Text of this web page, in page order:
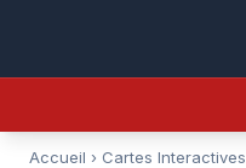
Accueil › Cartes Interactives